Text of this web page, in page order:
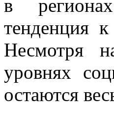
в
тенденция
Несмотря
уровнях
остаются